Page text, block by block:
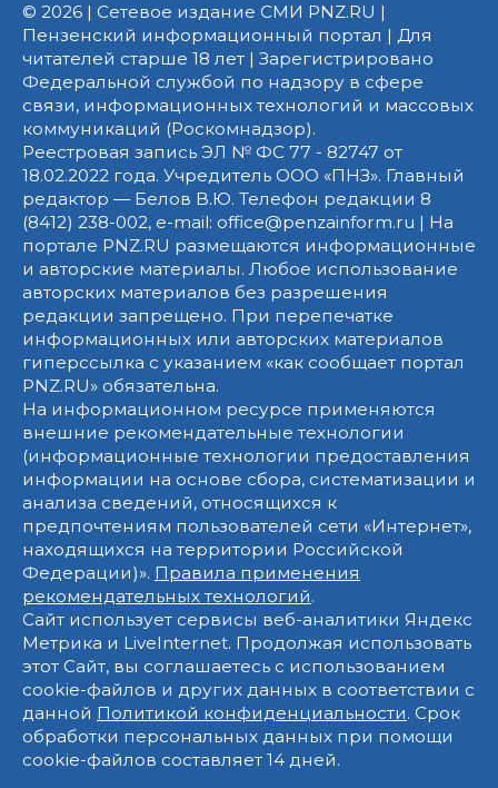
© 2026 | Сетевое издание СМИ PNZ.RU |
Пензенский информационный портал | Для
читателей старше 18 лет | Зарегистрировано
Федеральной службой по надзору в сфере
связи, информационных технологий и массовых
коммуникаций (Роскомнадзор).
Реестровая запись ЭЛ № ФС 77 - 82747 от
18.02.2022 года. Учредитель ООО «ПНЗ». Главный
редактор — Белов В.Ю. Телефон редакции 8
(8412) 238-002, e-mail: office@penzainform.ru | На
портале PNZ.RU размещаются информационные
и авторские материалы. Любое использование
авторских материалов без разрешения
редакции запрещено. При перепечатке
информационных или авторских материалов
гиперссылка с указанием «как сообщает портал
PNZ.RU» обязательна.
На информационном ресурсе применяются
внешние рекомендательные технологии
(информационные технологии предоставления
информации на основе сбора, систематизации и
анализа сведений, относящихся к
предпочтениям пользователей сети «Интернет»,
находящихся на территории Российской
Федерации)». Правила применения
рекомендательных технологий.
Сайт использует сервисы веб-аналитики Яндекс
Метрика и LiveInternet. Продолжая использовать
этот Сайт, вы соглашаетесь с использованием
cookie-файлов и других данных в соответствии с
данной Политикой конфиденциальности. Срок
обработки персональных данных при помощи
cookie-файлов составляет 14 дней.